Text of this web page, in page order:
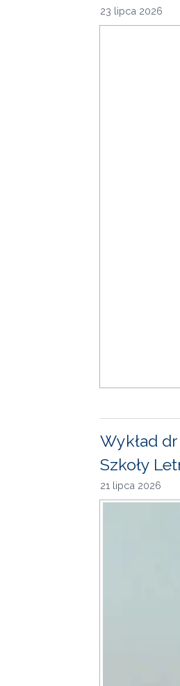
23 lipca 2026
Wykład
Szkoły
21 lipca 2026